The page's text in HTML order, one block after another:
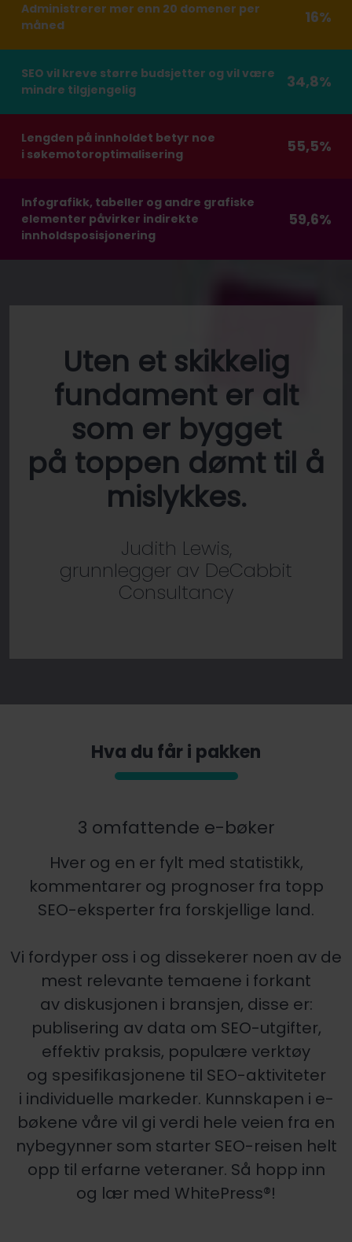
Administrerer mer enn 20 domener per
måned
16%
SEO vil kreve større budsjetter og vil være
mindre tilgjengelig
34,8%
Lengden på innholdet betyr noe
i søkemotoroptimalisering
55,5%
Infografikk, tabeller og andre grafiske
elementer påvirker indirekte
innholdsposisjonering
59,6%
Uten et skikkelig
fundament er alt
som er bygget
på toppen dømt til å
mislykkes.
Judith Lewis,
grunnlegger av DeCabbit
Consultancy
Hva du får i pakken
3 omfattende e-bøker
Hver og en er fylt med statistikk,
kommentarer og prognoser fra topp
SEO-eksperter fra forskjellige land.
Vi fordyper oss i og dissekerer noen av de
mest relevante temaene i forkant
av diskusjonen i bransjen, disse er:
publisering av data om SEO-utgifter,
effektiv praksis, populære verktøy
og spesifikasjonene til SEO-aktiviteter
i individuelle markeder. Kunnskapen i e-
bøkene våre vil gi verdi hele veien fra en
nybegynner som starter SEO-reisen helt
opp til erfarne veteraner. Så hopp inn
og lær med WhitePress®!